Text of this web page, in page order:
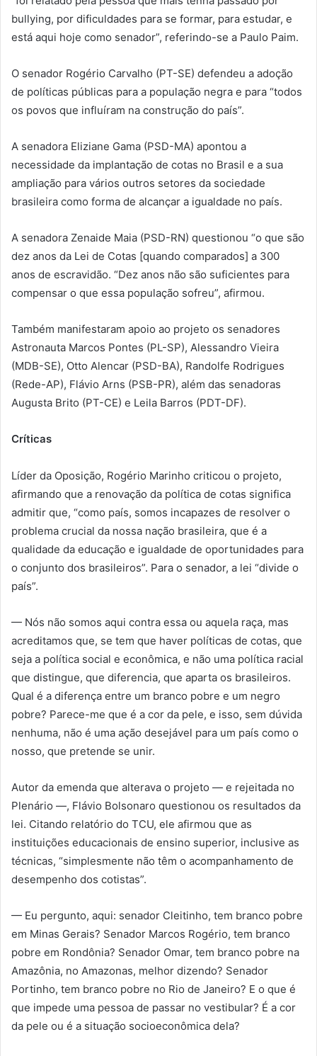
bullying, por dificuldades para se formar, para estudar, e
está aqui hoje como senador”, referindo-se a Paulo Paim.
O senador Rogério Carvalho (PT-SE) defendeu a adoção
de políticas públicas para a população negra e para “todos
os povos que influíram na construção do país”.
A senadora Eliziane Gama (PSD-MA) apontou a
necessidade da implantação de cotas no Brasil e a sua
ampliação para vários outros setores da sociedade
brasileira como forma de alcançar a igualdade no país.
A senadora Zenaide Maia (PSD-RN) questionou “o que são
dez anos da Lei de Cotas [quando comparados] a 300
anos de escravidão. “Dez anos não são suficientes para
compensar o que essa população sofreu”, afirmou.
Também manifestaram apoio ao projeto os senadores
Astronauta Marcos Pontes (PL-SP), Alessandro Vieira
(MDB-SE), Otto Alencar (PSD-BA), Randolfe Rodrigues
(Rede-AP), Flávio Arns (PSB-PR), além das senadoras
Augusta Brito (PT-CE) e Leila Barros (PDT-DF).
Críticas
Líder da Oposição, Rogério Marinho criticou o projeto,
afirmando que a renovação da política de cotas significa
admitir que, “como país, somos incapazes de resolver o
problema crucial da nossa nação brasileira, que é a
qualidade da educação e igualdade de oportunidades para
o conjunto dos brasileiros”. Para o senador, a lei “divide o
país”.
— Nós não somos aqui contra essa ou aquela raça, mas
acreditamos que, se tem que haver políticas de cotas, que
seja a política social e econômica, e não uma política racial
que distingue, que diferencia, que aparta os brasileiros.
Qual é a diferença entre um branco pobre e um negro
pobre? Parece-me que é a cor da pele, e isso, sem dúvida
nenhuma, não é uma ação desejável para um país como o
nosso, que pretende se unir.
Autor da emenda que alterava o projeto — e rejeitada no
Plenário —, Flávio Bolsonaro questionou os resultados da
lei. Citando relatório do TCU, ele afirmou que as
instituições educacionais de ensino superior, inclusive as
técnicas, “simplesmente não têm o acompanhamento de
desempenho dos cotistas”.
— Eu pergunto, aqui: senador Cleitinho, tem branco pobre
em Minas Gerais? Senador Marcos Rogério, tem branco
pobre em Rondônia? Senador Omar, tem branco pobre na
Amazônia, no Amazonas, melhor dizendo? Senador
Portinho, tem branco pobre no Rio de Janeiro? E o que é
que impede uma pessoa de passar no vestibular? É a cor
da pele ou é a situação socioeconômica dela?